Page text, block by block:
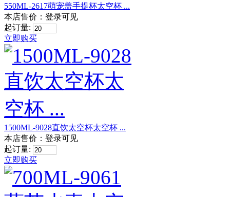
550ML-2617萌宠盖手提杯太空杯 ...
本店售价： 登录可见
起订量:
立即购买
1500ML-9028直饮太空杯太空杯 ...
本店售价： 登录可见
起订量:
立即购买